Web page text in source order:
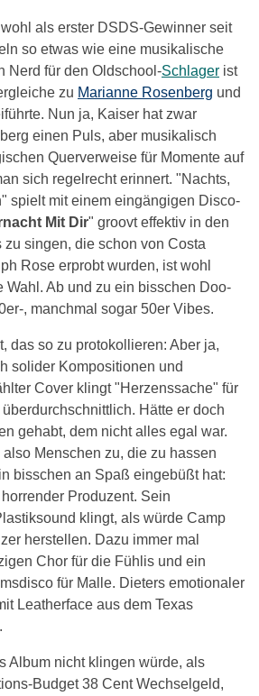
als erster DSDS-Gewinner seit
so etwas wie eine musikalische
Nerd für den Oldschool-Schlager ist
zu Marianne Rosenberg und
Nun ja, Kaiser hat zwar
einen Puls, aber musikalisch
Querverweise für Momente auf
sich regelrecht erinnert. "Nachts,
spielt mit einem eingängigen Disco-
Mit Dir" groovt effektiv in den
zu singen, die schon von Costa
Rose erprobt wurden, ist wohl
Wahl. Ab und zu ein bisschen Doo-
, manchmal sogar 50er Vibes.
das so zu protokollieren: Aber ja,
solider Kompositionen und
Cover klingt "Herzenssache" für
Hätte er doch
gehabt, dem nicht alles egal war.
Menschen zu, die zu hassen
bisschen an Spaß eingebüßt hat:
Produzent. Sein
klingt, als würde Camp
herstellen. Dazu immer mal
Chor für die Fühlis und ein
für Malle. Dieters emotionaler
Leatherface aus dem Texas
Album nicht klingen würde, als
Budget 38 Cent Wechselgeld,